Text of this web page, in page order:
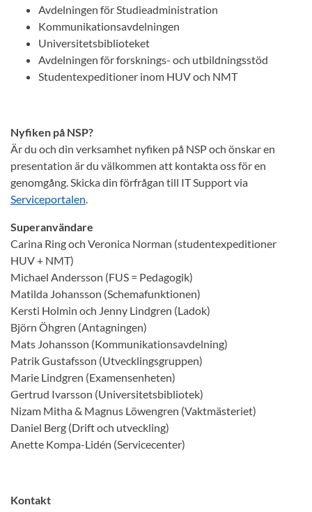
Avdelningen för Studieadministration
Kommunikationsavdelningen
Universitetsbiblioteket
Avdelningen för forsknings- och utbildningsstöd
Studentexpeditioner inom HUV och NMT
Nyfiken på NSP?
Är du och din verksamhet nyfiken på NSP och önskar en
presentation är du välkommen att kontakta oss för en
genomgång. Skicka din förfrågan till IT Support via
Serviceportalen.
Superanvändare
Carina Ring och Veronica Norman (studentexpeditioner
HUV + NMT)
Michael Andersson (FUS = Pedagogik)
Matilda Johansson (Schemafunktionen)
Kersti Holmin och Jenny Lindgren (Ladok)
Björn Öhgren (Antagningen)
Mats Johansson (Kommunikationsavdelning)
Patrik Gustafsson (Utvecklingsgruppen)
Marie Lindgren (Examensenheten)
Gertrud Ivarsson (Universitetsbibliotek)
Nizam Mitha & Magnus Löwengren (Vaktmästeriet)
Daniel Berg (Drift och utveckling)
Anette Kompa-Lidén (Servicecenter)
Kontakt